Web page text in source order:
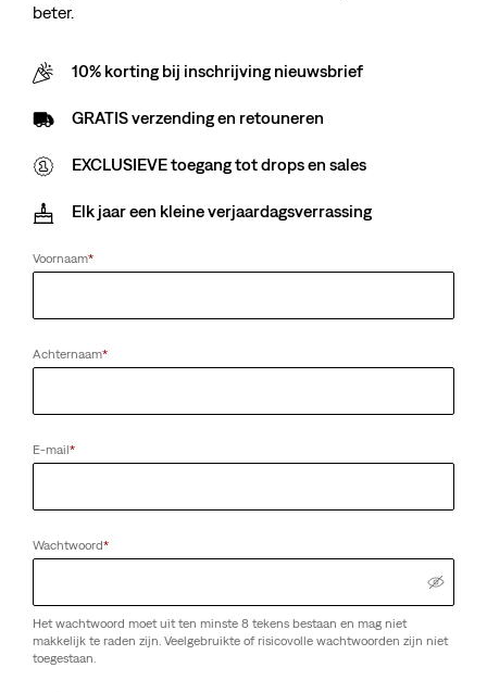
beter.
10% korting bij inschrijving nieuwsbrief
GRATIS verzending en retouneren
EXCLUSIEVE toegang tot drops en sales
Elk jaar een kleine verjaardagsverrassing
Voornaam*
Achternaam*
E-mail*
Wachtwoord*
Het wachtwoord moet uit ten minste 8 tekens bestaan en mag niet
makkelijk te raden zijn. Veelgebruikte of risicovolle wachtwoorden zijn niet
toegestaan.